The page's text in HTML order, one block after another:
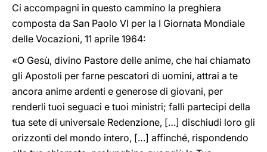
Ci accompagni in questo cammino la preghiera
composta da San Paolo VI per la I Giornata Mondiale
delle Vocazioni, 11 aprile 1964:
«O Gesù, divino Pastore delle anime, che hai chiamato
gli Apostoli per farne pescatori di uomini, attrai a te
ancora anime ardenti e generose di giovani, per
renderli tuoi seguaci e tuoi ministri; falli partecipi della
tua sete di universale Redenzione, […] dischiudi loro gli
orizzonti del mondo intero, […] affinché, rispondendo